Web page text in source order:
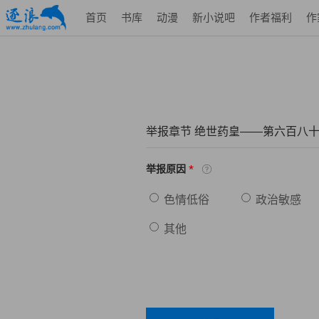
首页 书库 动漫 新小说吧 作者福利 作
举报章节 绝世药皇——第六百八
举报原因 *
色情低俗 政治敏感
其他